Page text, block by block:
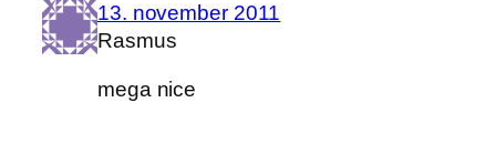
13. november 2011
Rasmus
mega nice